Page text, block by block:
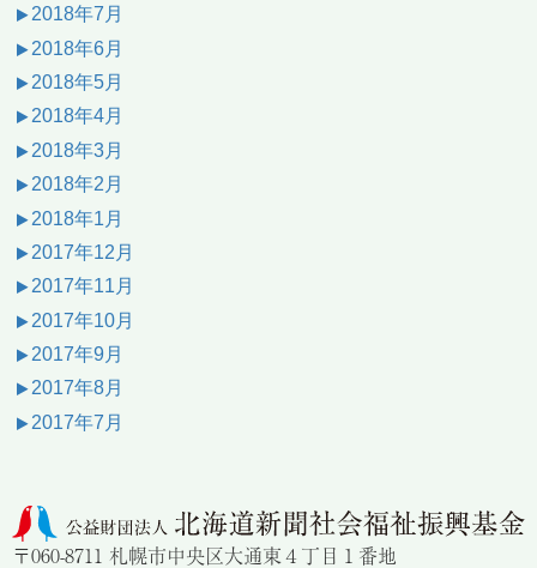
2018年7月
2018年6月
2018年5月
2018年4月
2018年3月
2018年2月
2018年1月
2017年12月
2017年11月
2017年10月
2017年9月
2017年8月
2017年7月
〒060-8711 札幌市中央区大通東４丁目１番地